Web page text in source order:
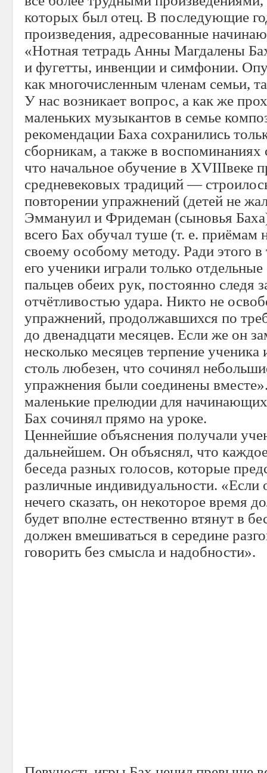
которых был отец. В последующие
произведения, адресованные
«Нотная тетрадь Анны Магдалены
и фугетты, инвенции и симфонии.
как многочисленным членам семьи,
У нас возникает вопрос, а как же
маленьких музыкантов в семье
рекомендации Баха сохранились
сборникам, а также в
что начальное обучение в XVIIIвеке
средневековых традиций —
повторении упражнений (детей не
Эммануил и Фридеман (сыновья
всего Бах обучал туше (т. е.
своему особому методу. Ради этого
его ученики играли только
пальцев обеих рук, постоянно следя
отчётливостью удара. Никто не
упражнений, продолжавшихся по
до двенадцати месяцев. Если же он
несколько месяцев терпение
столь любезен, что сочинял
упражнения были соединены
маленькие прелюдии для
Бах сочинял прямо на уроке.
Ценнейшие объяснения получали
дальнейшем. Он объяснял, что
беседа разных голосов, которые
различные индивидуальности. «Если
нечего сказать, он некоторое время
будет вполне естественно втянут в
должен вмешиваться в середине
говорить без смысла и надобности».